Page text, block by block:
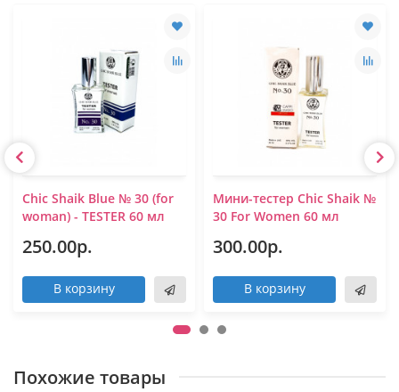
Chic Shaik Blue № 30 (for
woman) - TESTER 60 мл
250.00р.
В корзину
Мини-тестер Chic Shaik №
30 For Women 60 мл
300.00р.
В корзину
Похожие товары